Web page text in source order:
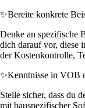
✨Bereite konkrete
Denke an spezifische
dich darauf vor, diese
der Kostenkontrolle,
✨Kenntnisse in VOB
Stelle sicher, dass du
mit bauspezifischer